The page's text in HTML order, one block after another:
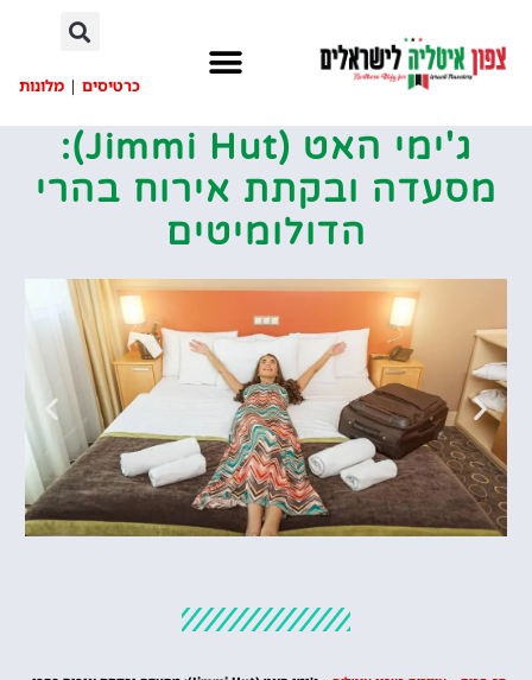
כרטיסים | מלונות
ג'ימי האט (Jimmi Hut‏):
מסעדה ובקתת אירוח בהרי
הדולומיטים
מציאת מלון